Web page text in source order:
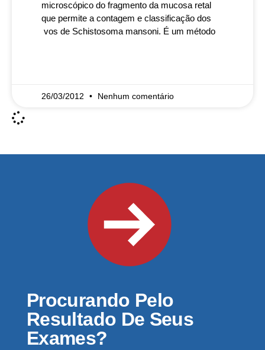
microscópico do fragmento da mucosa retal
que permite a contagem e classificação dos
vos de Schistosoma mansoni. É um método
26/03/2012 Nenhum comentário
Procurando Pelo
Resultado De Seus
Exames?